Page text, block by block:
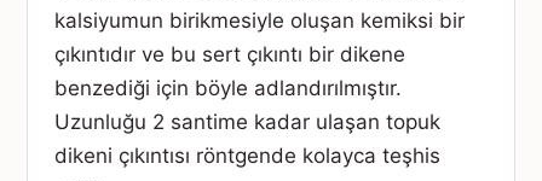
kalsiyumun birikmesiyle oluşan kemiksi bir
çıkıntıdır ve bu sert çıkıntı bir dikene
benzediği için böyle adlandırılmıştır.
Uzunluğu 2 santime kadar ulaşan topuk
dikeni çıkıntısı röntgende kolayca teşhis